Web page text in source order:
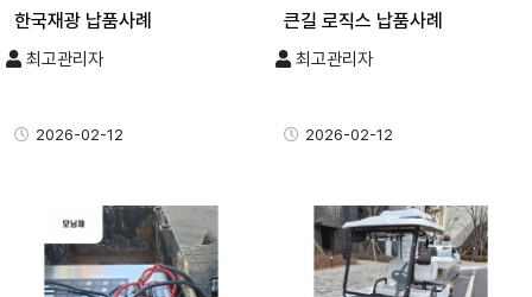
한국재광 납품사례
최고관리자
2026-02-12
큰길 로직스 납품사례
최고관리자
2026-02-12